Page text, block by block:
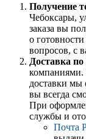
Получение
Чебоксары,
заказа вы
о
вопросов, с
Доставка по
компаниями.
доставки мы
вы всегда
При
службы и
Почта